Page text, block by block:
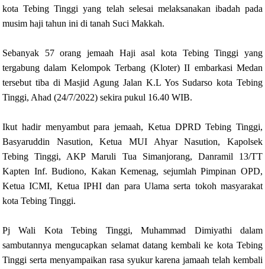
kota Tebing Tinggi yang telah selesai melaksanakan ibadah pada
musim haji tahun ini di tanah Suci Makkah.
Sebanyak 57 orang jemaah Haji asal kota Tebing Tinggi yang
tergabung dalam Kelompok Terbang (Kloter) II embarkasi Medan
tersebut tiba di Masjid Agung Jalan K.L Yos Sudarso kota Tebing
Tinggi, Ahad (24/7/2022) sekira pukul 16.40 WIB.
Ikut hadir menyambut para jemaah, Ketua DPRD Tebing Tinggi,
Basyaruddin Nasution, Ketua MUI Ahyar Nasution, Kapolsek
Tebing Tinggi, AKP Maruli Tua Simanjorang, Danramil 13/TT
Kapten Inf. Budiono, Kakan Kemenag, sejumlah Pimpinan OPD,
Ketua ICMI, Ketua IPHI dan para Ulama serta tokoh masyarakat
kota Tebing Tinggi.
Pj Wali Kota Tebing Tinggi, Muhammad Dimiyathi dalam
sambutannya mengucapkan selamat datang kembali ke kota Tebing
Tinggi serta menyampaikan rasa syukur karena jamaah telah kembali